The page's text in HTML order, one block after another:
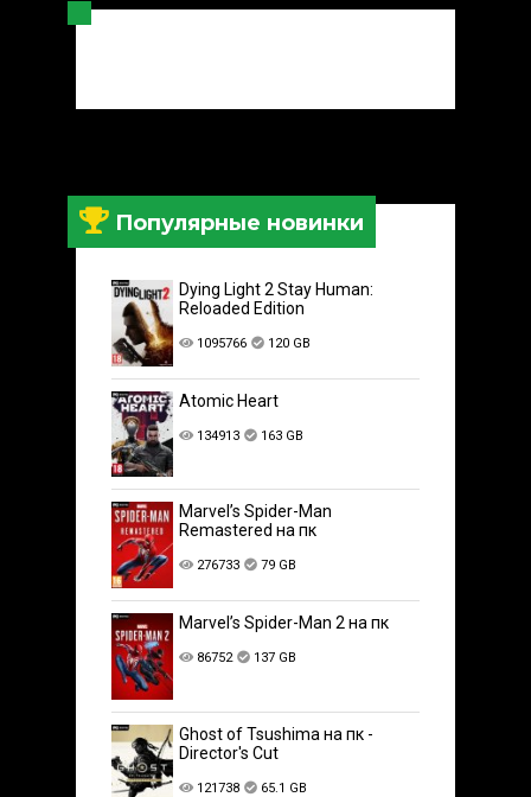
Популярные новинки
Dying Light 2 Stay Human:
Reloaded Edition
1095766 120 GB
Atomic Heart
134913 163 GB
Marvel’s Spider-Man
Remastered на пк
276733 79 GB
Marvel’s Spider-Man 2 на пк
86752 137 GB
Ghost of Tsushima на пк -
Director's Cut
121738 65.1 GB